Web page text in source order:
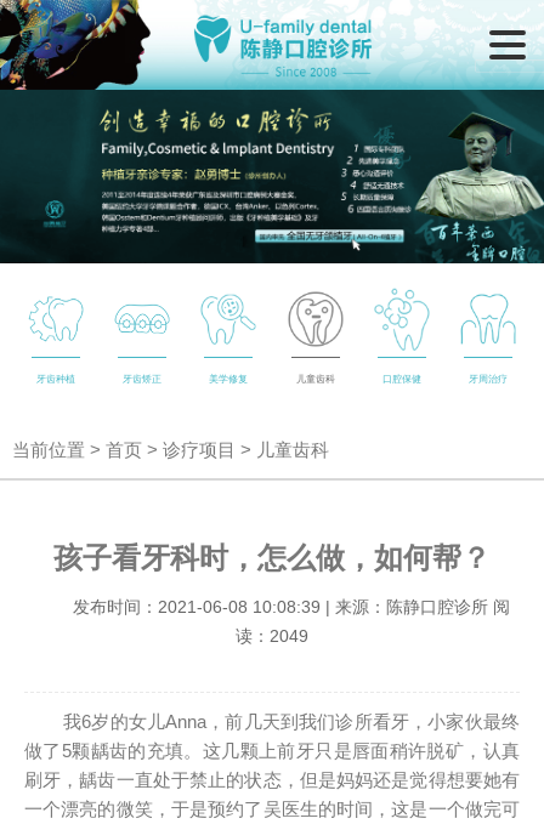
牙齿种植 牙齿矫正 美学修复 儿童齿科 口腔保健 牙周治疗
当前位置 > 首页 > 诊疗项目 > 儿童齿科
孩子看牙科时，怎么做，如何帮？
发布时间：2021-06-08 10:08:39 | 来源：陈静口腔诊所 阅
读：2049
我6岁的女儿Anna，前几天到我们诊所看牙，小家伙最终
做了5颗龋齿的充填。这几颗上前牙只是唇面稍许脱矿，认真
刷牙，龋齿一直处于禁止的状态，但是妈妈还是觉得想要她有
一个漂亮的微笑，于是预约了吴医生的时间，这是一个做完可